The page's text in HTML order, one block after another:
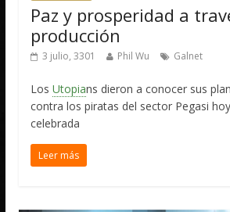
Paz y prosperidad a
producción
3 julio, 3301 Phil Wu Galnet
LosUtopians dieron a conocer sus
contra los piratas del sector Pegasi
celebrada
Leer más